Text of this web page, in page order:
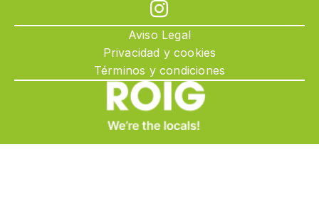
Aviso Legal
Privacidad y cookies
Términos y condiciones